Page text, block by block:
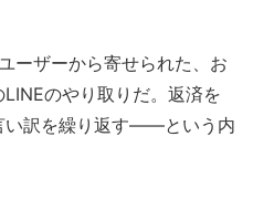
ーザーから寄せられた、お
のやり取りだ。返済を
い訳を繰り返す――という内